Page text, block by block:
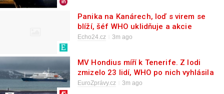
Panika na Kanárech, loď s virem se
blíží, šéf WHO uklidňuje a akcie
Moderny letí vzhůru
Echo24.cz 3m ago
MV Hondius míří k Tenerife. Z lodi
zmizelo 23 lidí, WHO po nich vyhlásila
pátrání
EuroZprávy.cz 3m ago